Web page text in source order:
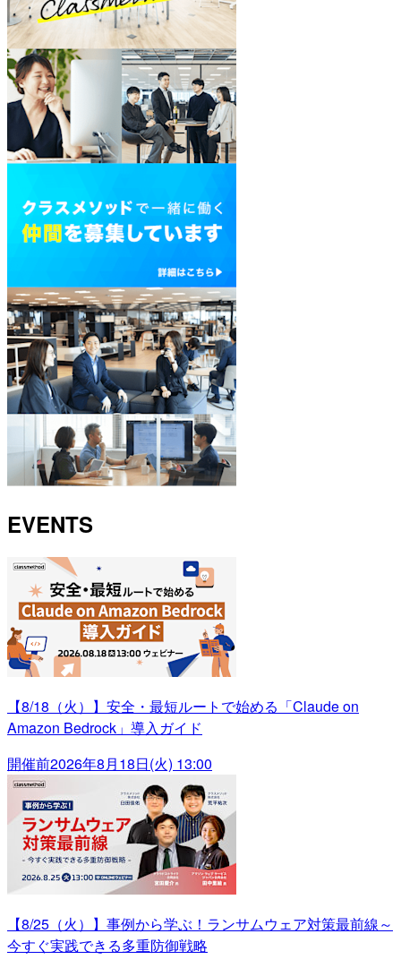
EVENTS
【8/18（火）】安全・最短ルートで始める「Claude on
Amazon Bedrock」導入ガイド
開催前2026年8月18日(火) 13:00
【8/25（火）】事例から学ぶ！ランサムウェア対策最前線～
今すぐ実践できる多重防御戦略